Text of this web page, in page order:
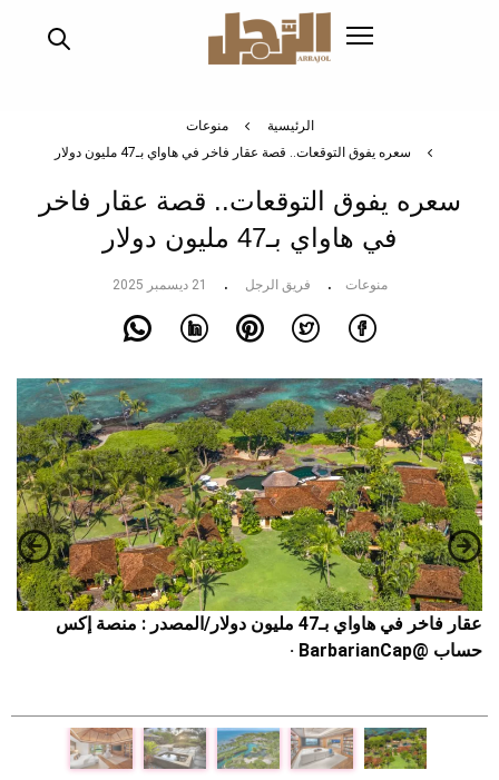
الرئيسية
منوعات
سعره يفوق التوقعات.. قصة عقار فاخر في هاواي بـ47 مليون دولار
سعره يفوق التوقعات.. قصة عقار فاخر
في هاواي بـ47 مليون دولار
منوعات فريق الرجل 21 ديسمبر 2025
عقار فاخر في هاواي بـ47 مليون دولار/المصدر : منصة إكس
حساب @BarbarianCap ·